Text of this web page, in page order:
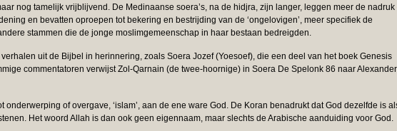
nog tamelijk vrijblijvend. De Medinaanse soera’s, na de hidjra, zijn langer, leggen meer de nadruk
en bevatten oproepen tot bekering en bestrijding van de ‘ongelovigen’, meer specifiek de
stammen die de jonge moslimgemeenschap in haar bestaan bedreigden.
uit de Bijbel in herinnering, zoals Soera Jozef (Yoesoef), die een deel van het boek Genesis
commentatoren verwijst Zol-Qarnain (de twee-hoornige) in Soera De Spelonk 86 naar
onderwerping of overgave, ‘islam’, aan de ene ware God. De Koran benadrukt dat God dezelfde is
Het woord Allah is dan ook geen eigennaam, maar slechts de Arabische aanduiding voor God.